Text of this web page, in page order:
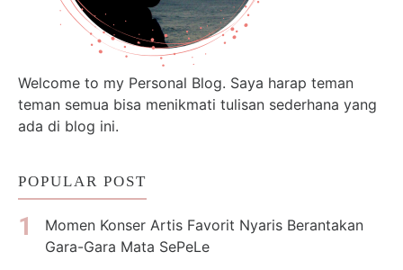
Welcome to my Personal Blog. Saya harap teman
teman semua bisa menikmati tulisan sederhana yang
ada di blog ini.
POPULAR POST
Momen Konser Artis Favorit Nyaris Berantakan
Gara-Gara Mata SePeLe